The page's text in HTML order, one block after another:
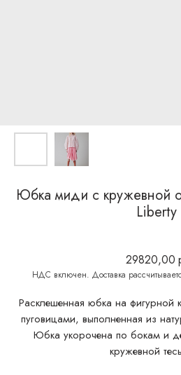
Юбка миди с кружевной
Liberty
29820,00
Расклешенная юбка на фигурной
пуговицами, выполненная из
Юбка укорочена по бокам и
кружевной